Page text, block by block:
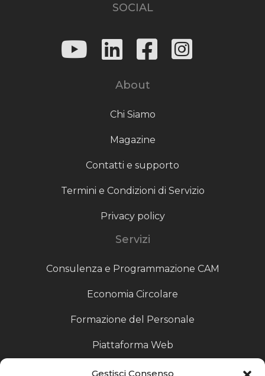
Gestisci Consenso
SOCIAL
About
Chi Siamo
Magazine
Contatti e supporto
Termini e Condizioni di Servizio
Privacy policy
Servizi
Consulenza e Programmazione CAM
Economia Circolare
Formazione del Personale
Piattaforma Web
Scouting fornitori